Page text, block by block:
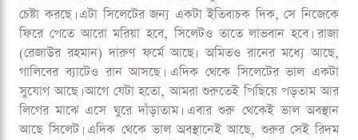
চেষ্টা করছে। এটা সিলেটের জন্য একটা ইতিবাচক দিক, সে নিজেকে
ফিরে পেতে আরো মরিয়া হবে, সিলেটও তাতে লাভবান হবে। রাজা
(রেজাউর রহমান) দারুণ ফর্মে আছে৷ অমিতও রানের মধ্যে আছে,
গালিবের ব্যাটেও রান আসছে। এদিক থেকে সিলেটের ভাল একটা
সুযোগ আছে। আগে যেটা হতো, আমরা শুরুতেই পিছিয়ে পড়তাম আর
লিগের মাঝে এসে ঘুরে দাঁড়াতাম। এবার শুরু থেকেই ভাল অবস্থান
আছে সিলেট। এদিক থেকে ভাল অবস্থানেই আছে, শুরুর সেই রিদম